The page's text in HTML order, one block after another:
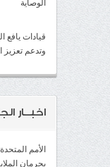
الوصاية
قيادات يافع
وتدعم تعزيز
اخبــار
الأمم
بحرمان